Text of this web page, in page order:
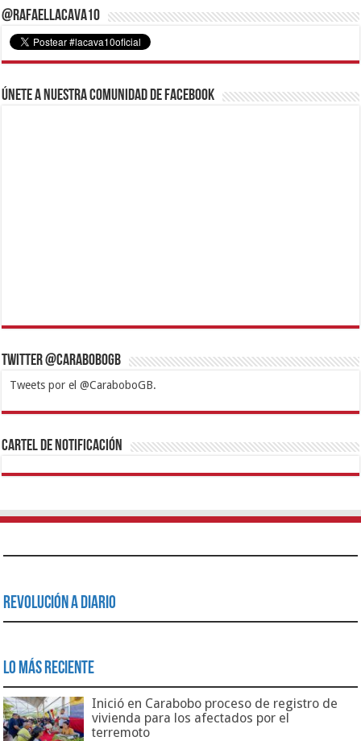
@RafaelLacava10
Únete a nuestra comunidad de Facebook
Twitter @CaraboboGB
Tweets por el @CaraboboGB.
1xbetBetturkeyBetistKralbetSupertotobetTipobetMatadorbetMariobet
https://mvbcasino.com/
Cartel de Notificación
Revolución a Diario
Lo Más Reciente
Inició en Carabobo proceso de registro de
vivienda para los afectados por el
terremoto